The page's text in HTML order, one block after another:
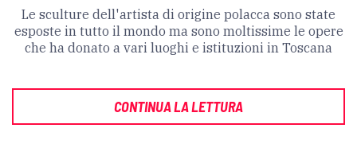
Le sculture dell'artista di origine polacca sono state
esposte in tutto il mondo ma sono moltissime le opere
che ha donato a vari luoghi e istituzioni in Toscana
CONTINUA LA LETTURA